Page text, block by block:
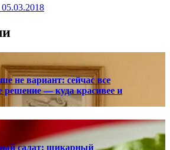
05.03.2018
не вариант: сейчас все
решение — куда красивее и
салат: шикарный